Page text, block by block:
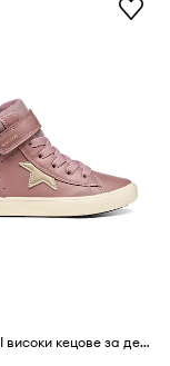
Geox GISLI високи кецове за деца